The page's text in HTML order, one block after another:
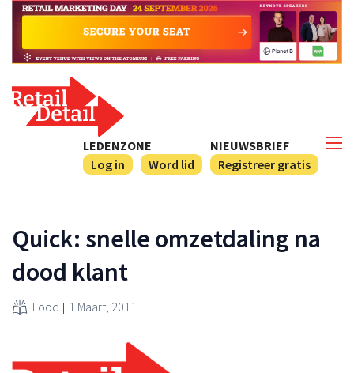
NIEUWSBRIEF
Registreer gratis
LEDENZONE
Log in
Word lid
Quick: snelle omzetdaling na
dood klant
Food 1 Maart, 2011